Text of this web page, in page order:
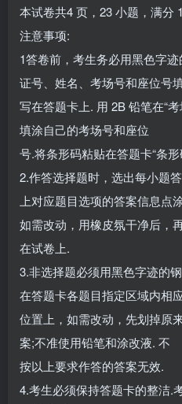
本试卷共4 页，23 小题，满分
注意事项:
1答卷前，考生务必用黑色字
证号、姓名、考场号和座位号
写在答题卡上. 用 2B 铅笔在“
填涂自己的考场号和座位
号.将条形码粘贴在答题卡“条形
2.作答选择题时，选出每小题
上对应题目选项的答案信息点
如需改动，用橡皮氛干净后，
在试卷上.
3.非选择题必须用黑色字迹的
在答题卡各题目指定区域内相
位置上，如需改动，先划掉原
案;不准使用铅笔和涂改液. 不
按以上要求作答的答案无效.
4.考生必须保持答题卡的整洁.